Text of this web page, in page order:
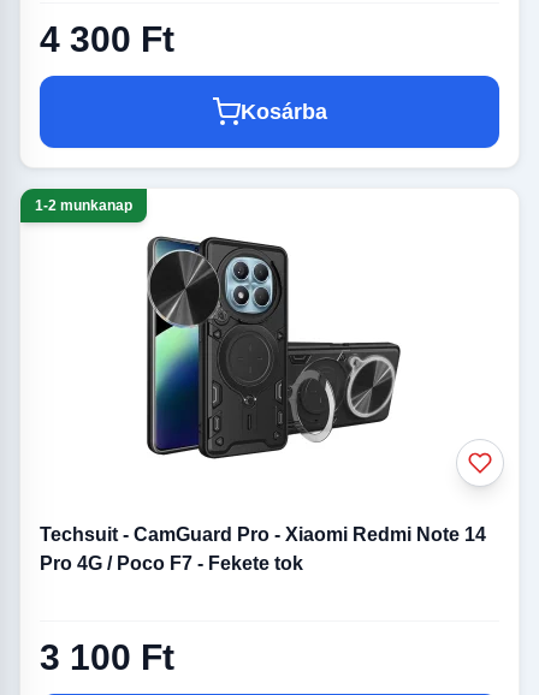
4 300 Ft
Kosárba
1-2 munkanap
Techsuit - CamGuard Pro - Xiaomi Redmi Note 14
Pro 4G / Poco F7 - Fekete tok
3 100 Ft